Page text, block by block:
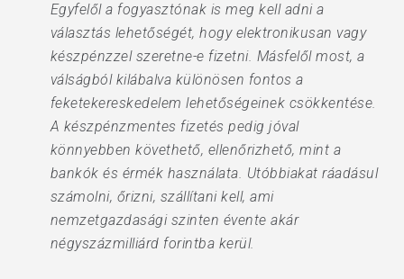
Egyfelől a fogyasztónak is meg kell adni a
választás lehetőségét, hogy elektronikusan vagy
készpénzzel szeretne-e fizetni. Másfelől most, a
válságból kilábalva különösen fontos a
feketekereskedelem lehetőségeinek csökkentése.
A készpénzmentes fizetés pedig jóval
könnyebben követhető, ellenőrizhető, mint a
bankók és érmék használata. Utóbbiakat ráadásul
számolni, őrizni, szállítani kell, ami
nemzetgazdasági szinten évente akár
négyszázmilliárd forintba kerül.